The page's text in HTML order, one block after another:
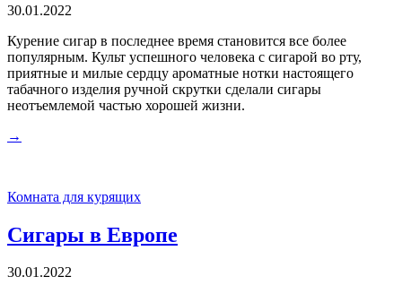
30.01.2022
Курение сигар в последнее время становится все более
популярным. Культ успешного человека с сигарой во рту,
приятные и милые сердцу ароматные нотки настоящего
табачного изделия ручной скрутки сделали сигары
неотъемлемой частью хорошей жизни.
→
Комната для курящих
Сигары в Европе
30.01.2022